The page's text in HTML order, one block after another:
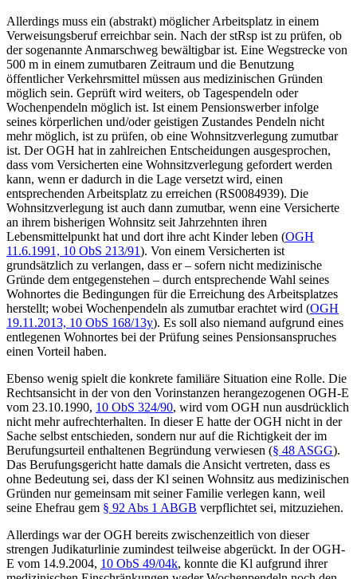
Allerdings muss ein (abstrakt) möglicher Arbeitsplatz in einem
Verweisungsberuf erreichbar sein. Nach der stRsp ist zu prüfen, ob
der sogenannte Anmarschweg bewältigbar ist. Eine Wegstrecke von
500 m in einem zumutbaren Zeitraum und die Benutzung
öffentlicher Verkehrsmittel müssen aus medizinischen Gründen
möglich sein. Geprüft wird weiters, ob Tagespendeln oder
Wochenpendeln möglich ist. Ist einem Pensionswerber infolge
seines körperlichen und/oder geistigen Zustandes Pendeln nicht
mehr möglich, ist zu prüfen, ob eine Wohnsitzverlegung zumutbar
ist. Der OGH hat in zahlreichen Entscheidungen ausgesprochen,
dass vom Versicherten eine Wohnsitzverlegung gefordert werden
kann, wenn er dadurch in die Lage versetzt wird, einen
entsprechenden Arbeitsplatz zu erreichen (RS0084939). Die
Wohnsitzverlegung ist auch dann zumutbar, wenn eine Versicherte
an ihrem bisherigen Wohnsitz seit Jahrzehnten ihren
Lebensmittelpunkt hat und dort ihre acht Kinder leben (OGH
11.6.1991, 10 ObS 213/91). Von einem Versicherten ist
grundsätzlich zu verlangen, dass er – sofern nicht medizinische
Gründe dem entgegenstehen – durch entsprechende Wahl seines
Wohnortes die Bedingungen für die Erreichung des Arbeitsplatzes
herstellt; wobei Wochenpendeln als zumutbar erachtet wird (OGH
19.11.2013, 10 ObS 168/13y). Es soll also niemand aufgrund eines
entlegenen Wohnortes bei der Prüfung seines Pensionsanspruches
einen Vorteil haben.
Ebenso wenig spielt die konkrete familiäre Situation eine Rolle. Die
Rechtsansicht in der von den Vorinstanzen herangezogenen OGH-E
vom 23.10.1990, 10 ObS 324/90, wird vom OGH nun ausdrücklich
nicht mehr aufrechterhalten. In dieser E hatte der OGH nicht in der
Sache selbst entschieden, sondern nur auf die Richtigkeit der im
Berufungsurteil enthaltenen Begründung verwiesen (§ 48 ASGG).
Das Berufungsgericht hatte damals die Ansicht vertreten, dass es
ohne Bedeutung sei, dass der Kl seinen Wohnsitz aus medizinischen
Gründen nur gemeinsam mit seiner Familie verlegen kann, weil
seine Ehefrau gem § 92 Abs 1 ABGB verpflichtet sei, mitzuziehen.
Allerdings war der OGH bereits zwischenzeitlich von dieser
strengen Judikaturlinie zumindest teilweise abgerückt. In derOGH-
E vom 14.9.2004, 10 ObS 49/04k, konnte die Kl aufgrund ihrer